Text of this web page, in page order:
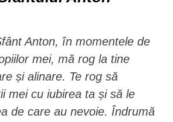
Anton, în momentele de
mei, mă rog la tine
și alinare. Te rog să
mei cu iubirea ta și să le
de care au nevoie. Îndrumă